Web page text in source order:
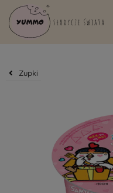
SKLEP@YUMMO.PL
Zupki